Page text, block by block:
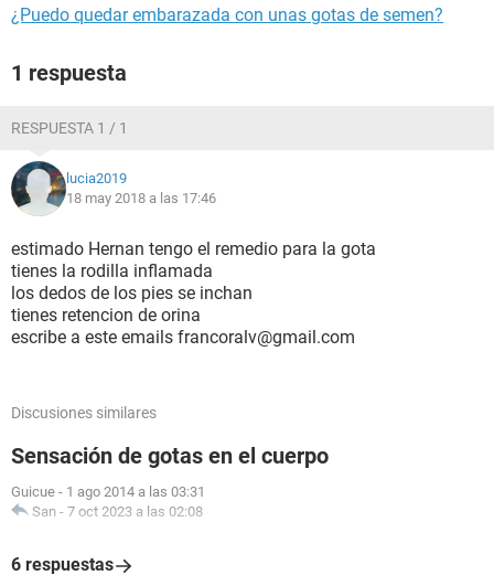
¿Puedo quedar embarazada con unas gotas de semen?
1 respuesta
RESPUESTA 1 / 1
lucia2019
18 may 2018 a las 17:46
estimado Hernan tengo el remedio para la gota
tienes la rodilla inflamada
los dedos de los pies se inchan
tienes retencion de orina
escribe a este emails francoralv@gmail.com
Discusiones similares
Sensación de gotas en el cuerpo
Guicue - 1 ago 2014 a las 03:31
San - 7 oct 2023 a las 02:08
6 respuestas